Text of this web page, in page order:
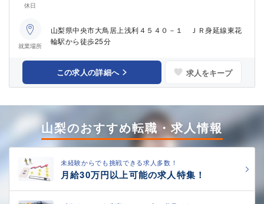
休日
就業場所
山梨県中央市大鳥居上浅利４５４０－１ ＪＲ身延線東花
輪駅から徒歩25分
この求人の詳細へ 求人をキープ
山梨のおすすめ転職・求人情報
未経験からでも挑戦できる求人多数！
月給30万円以上可能の求人特集！